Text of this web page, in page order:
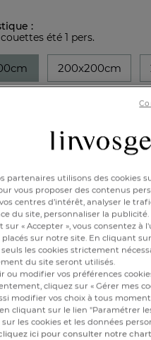
CH
:
été 1 pers.
200x200cm
dont
AJOUTER AU
RÉSERVER EN
partenaires utilisons des cookies
vous proposer des contenus
centres d’intérêt, analyser le
du site, personnaliser la publicité.
sur « Accepter », vous consentez à
placés sur notre site. En cliquant
seuls les cookies strictement
du site seront utilisés.
ou modifier vos préférences
cliquez sur « Gérer mes
modifier vos choix à tous
cliquant sur le lien "Paramétrer
sur les cookies et les données
ici pour consulter notre